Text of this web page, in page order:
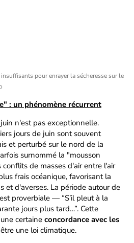
pour enrayer la sécheresse sur le
: un phénomène récurrent
n'est pas exceptionnelle.
jours de juin sont souvent
et perturbé sur le nord de la
surnommé la "mousson
de masses d'air entre l'air
frais océanique, favorisant la
et d'averses. La période autour de
est proverbiale — “S’il pleut à la
jours plus tard…”. Cette
certaine concordance avec les
une loi climatique.